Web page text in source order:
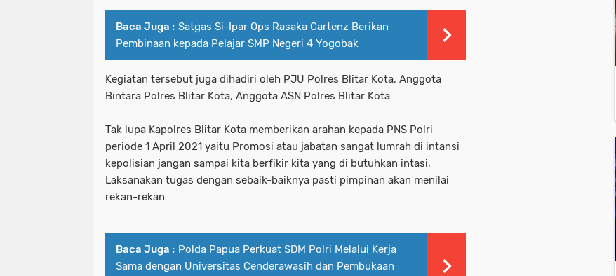
Baca Juga : Satgas Si-Ipar Ops Rasaka Cartenz Berikan
Pembinaan kepada Pelajar SMP Negeri 4 Yogobak
Kegiatan tersebut juga dihadiri oleh PJU Polres Blitar Kota, Anggota
Bintara Polres Blitar Kota, Anggota ASN Polres Blitar Kota.
Tak lupa Kapolres Blitar Kota memberikan arahan kepada PNS Polri
periode 1 April 2021 yaitu Promosi atau jabatan sangat lumrah di intansi
kepolisian jangan sampai kita berfikir kita yang di butuhkan intasi,
Laksanakan tugas dengan sebaik-baiknya pasti pimpinan akan menilai
rekan-rekan.
Baca Juga : ‎Polda Papua Perkuat SDM Polri Melalui Kerja
Sama dengan Universitas Cenderawasih dan Pembukaan